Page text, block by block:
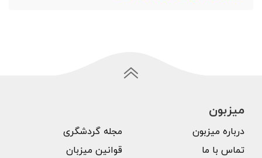
میزبون
درباره میزبون
تماس با ما
مجله گردشگری
قوانین میزبان